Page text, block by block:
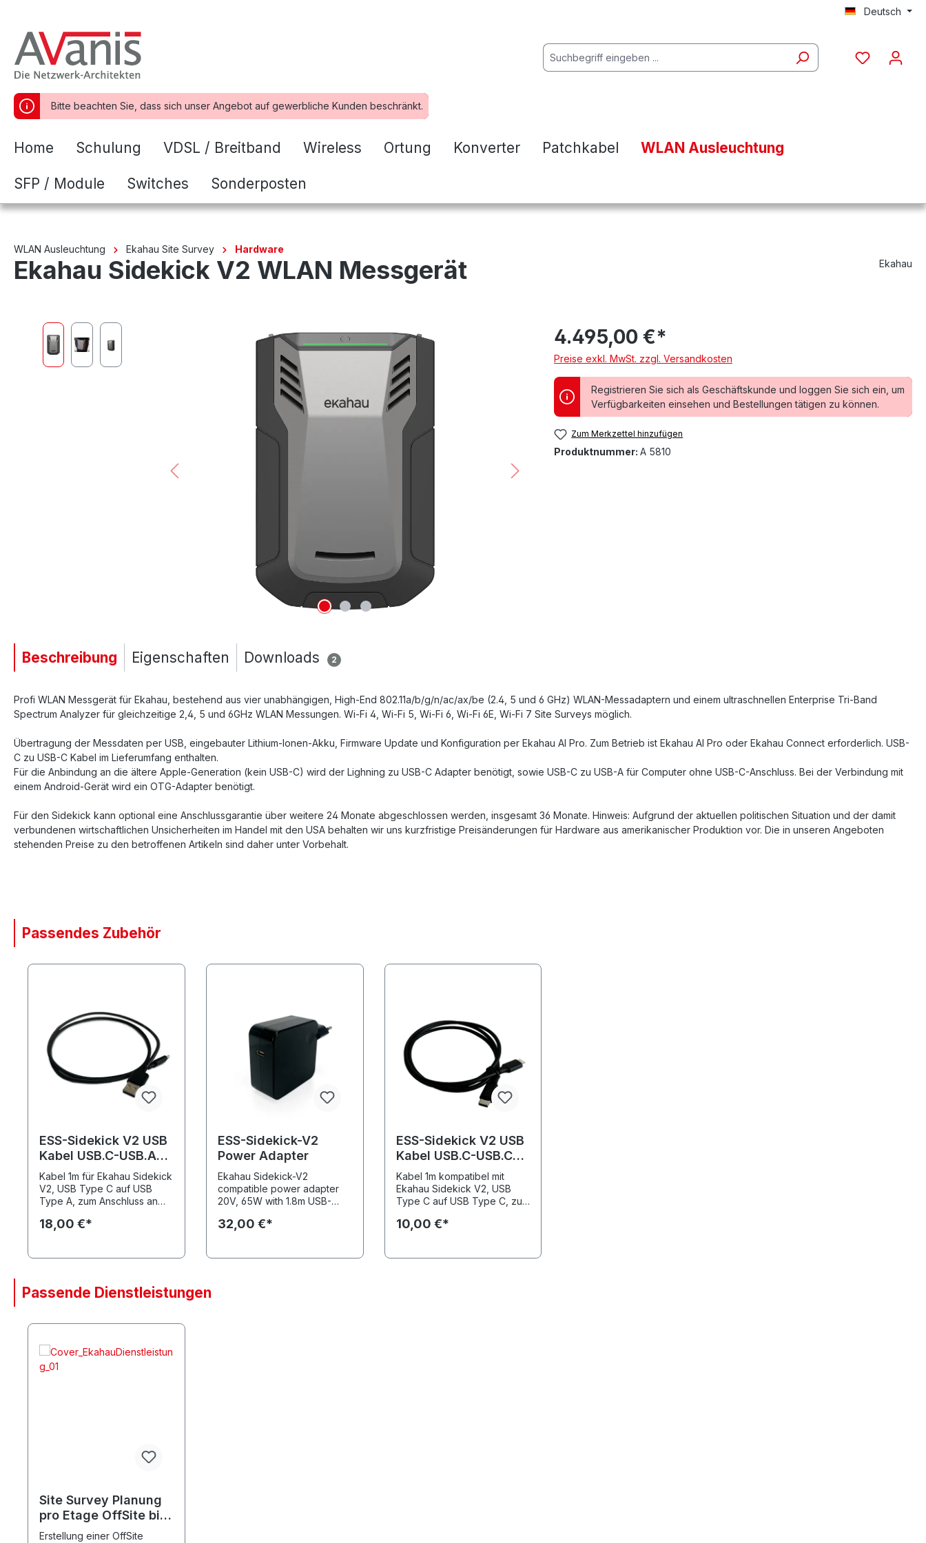
Deutsch
Bitte beachten Sie, dass sich unser Angebot auf gewerbliche Kunden beschränkt.
Home Schulung VDSL / Breitband Wireless Ortung Konverter Patchkabel WLAN Ausleuchtung
SFP / Module Switches Sonderposten
WLAN Ausleuchtung Ekahau Site Survey Hardware
Ekahau Sidekick V2 WLAN Messgerät Ekahau
Bildergalerie überspringen 4.495,00 €*
Preise exkl. MwSt. zzgl. Versandkosten
Registrieren Sie sich als Geschäftskunde und loggen Sie sich ein, um
Verfügbarkeiten einsehen und Bestellungen tätigen zu können.
Zum Merkzettel hinzufügen
Produktnummer: A 5810
Beschreibung Eigenschaften Downloads 2
Profi WLAN Messgerät für Ekahau, bestehend aus vier unabhängigen, High-End 802.11a/b/g/n/ac/ax/be (2.4, 5 und 6 GHz) WLAN-Messadaptern und einem ultraschnellen Enterprise Tri-Band
Spectrum Analyzer für gleichzeitige 2,4, 5 und 6GHz WLAN Messungen. Wi-Fi 4, Wi-Fi 5, Wi-Fi 6, Wi-Fi 6E, Wi-Fi 7 Site Surveys möglich.
Übertragung der Messdaten per USB, eingebauter Lithium-Ionen-Akku, Firmware Update und Konfiguration per Ekahau AI Pro. Zum Betrieb ist Ekahau AI Pro oder Ekahau Connect erforderlich. USB-
C zu USB-C Kabel im Lieferumfang enthalten.
Für die Anbindung an die ältere Apple-Generation (kein USB-C) wird der Lighning zu USB-C Adapter benötigt, sowie USB-C zu USB-A für Computer ohne USB-C-Anschluss. Bei der Verbindung mit
einem Android-Gerät wird ein OTG-Adapter benötigt.
Für den Sidekick kann optional eine Anschlussgarantie über weitere 24 Monate abgeschlossen werden, insgesamt 36 Monate. Hinweis: Aufgrund der aktuellen politischen Situation und der damit
verbundenen wirtschaftlichen Unsicherheiten im Handel mit den USA behalten wir uns kurzfristige Preisänderungen für Hardware aus amerikanischer Produktion vor. Die in unseren Angeboten
stehenden Preise zu den betroffenen Artikeln sind daher unter Vorbehalt.
Passendes Zubehör
ESS-Sidekick V2 USB
Kabel USB.C-USB.A
1m
Kabel 1m für Ekahau Sidekick
V2, USB Type C auf USB
Type A, zum Anschluss an
18,00 €*
ESS-Sidekick-V2
Power Adapter
Ekahau Sidekick-V2
compatible power adapter
20V, 65W with 1.8m USB-
32,00 €*
ESS-Sidekick V2 USB
Kabel USB.C-USB.C
1m
Kabel 1m kompatibel mit
Ekahau Sidekick V2, USB
Type C auf USB Type C, zum
USB-C Port
10,00 €*
Passende Dienstleistungen
Site Survey Planung
pro Etage OffSite bis
1000m²
Erstellung einer OffSite